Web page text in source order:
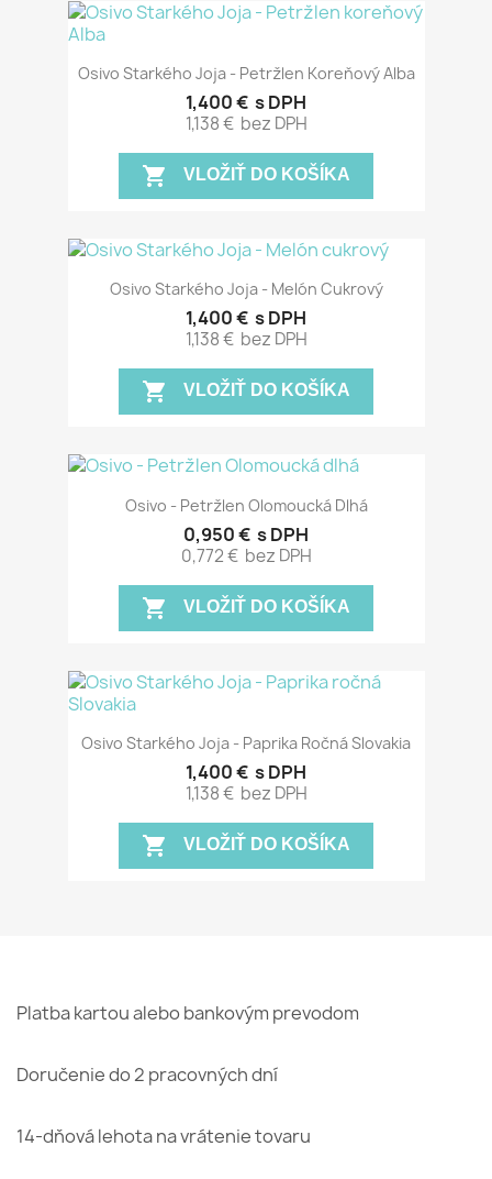
Osivo Starkého Joja - Petržlen Koreňový Alba
1,400 € s DPH
1,138 € bez DPH
shopping_cart VLOŽIŤ DO KOŠÍKA
Osivo Starkého Joja - Melón Cukrový
1,400 € s DPH
1,138 € bez DPH
shopping_cart VLOŽIŤ DO KOŠÍKA
Osivo - Petržlen Olomoucká Dlhá
0,950 € s DPH
0,772 € bez DPH
shopping_cart VLOŽIŤ DO KOŠÍKA
Osivo Starkého Joja - Paprika Ročná Slovakia
1,400 € s DPH
1,138 € bez DPH
shopping_cart VLOŽIŤ DO KOŠÍKA
Platba kartou alebo bankovým prevodom
Doručenie do 2 pracovných dní
14-dňová lehota na vrátenie tovaru